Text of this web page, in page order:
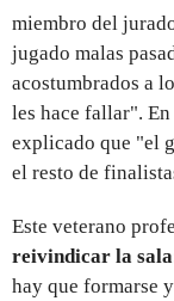
miembro del
jugado malas
acostumbrados a
les hace fallar".
explicado que "el
el resto de
Este veterano
reivindicar la sala
hay que formarse